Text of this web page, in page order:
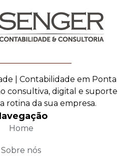
| Contabilidade em Ponta
consultiva, digital e suporte
rotina da sua empresa.
Home
Sobre nós